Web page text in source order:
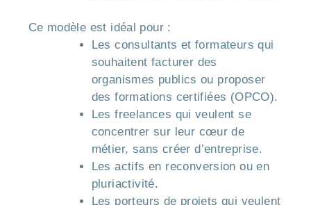
Ce modèle est idéal pour :
Les consultants et formateurs qui
souhaitent facturer des
organismes publics ou proposer
des formations certifiées (OPCO).
Les freelances qui veulent se
concentrer sur leur cœur de
métier, sans créer d’entreprise.
Les actifs en reconversion ou en
pluriactivité.
Les porteurs de projets qui veulent